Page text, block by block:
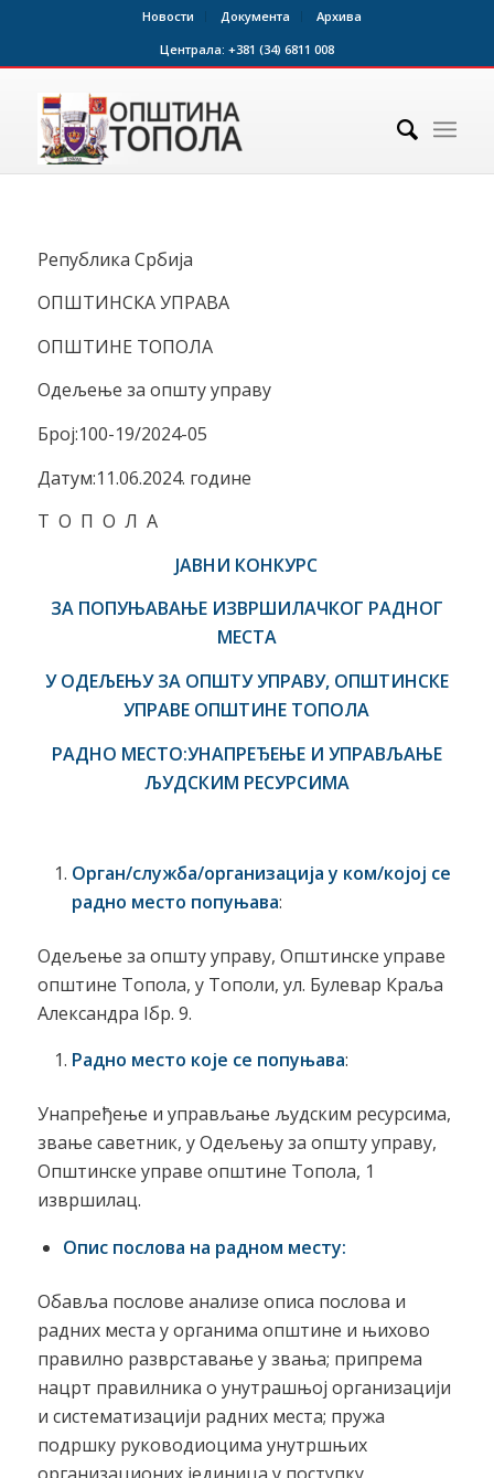
Новости Документа
Архива
Централа: +381 (34) 6811 008
Република Србија
ОПШТИНСКА УПРАВА
ОПШТИНЕ ТОПОЛА
Одељење за општу управу
Број:100-19/2024-05
Датум:11.06.2024. године
Т О П О Л А
ЈАВНИ КОНКУРС
ЗА ПОПУЊАВАЊЕ ИЗВРШИЛАЧКОГ РАДНОГ
МЕСТА
У ОДЕЉЕЊУ ЗА ОПШТУ УПРАВУ, ОПШТИНСКЕ
УПРАВЕ ОПШТИНЕ ТОПОЛА
РАДНО МЕСТО:УНАПРЕЂЕЊЕ И УПРАВЉАЊЕ
ЉУДСКИМ РЕСУРСИМА
Орган/служба/организација у ком/којој се
радно место попуњава:
Одељење за општу управу, Општинске управе
општине Топола, у Тополи, ул. Булевар Краља
Александра Iбр. 9.
Радно место које се попуњава:
Унапређење и управљање људским ресурсима,
звање саветник, у Одељењу за општу управу,
Општинске управе општине Топола, 1
извршилац.
Опис послова на радном месту:
Обавља послове анализе описа послова и
радних места у органима општине и њихово
правилно разврставање у звања; припрема
нацрт правилника о унутрашњој организацији
и систематизацији радних места; пружа
подршку руководиоцима унутршњих